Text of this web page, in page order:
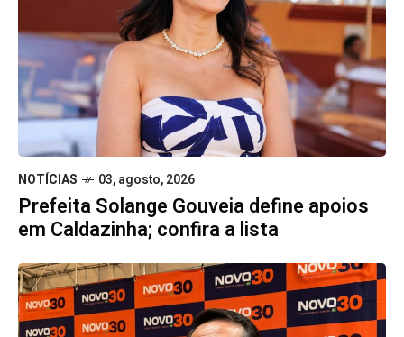
NOTÍCIAS 03, agosto, 2026
Prefeita Solange Gouveia define apoios
em Caldazinha; confira a lista